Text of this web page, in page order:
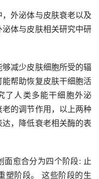
外泌体与皮肤衰老以及
体与皮肤相关研究中研
减少皮肤细胞所受的辐
帮助恢复皮肤干细胞活
了人类多能干细胞外泌
的调节作用，以上两种
，降低衰老相关酶的表
面愈合分为四个阶段: 止
塑阶段。 这些阶段的生